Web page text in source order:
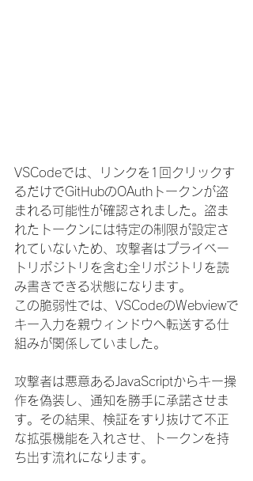
VSCodeでは、リンクを1回クリックす
るだけでGitHubのOAuthトークンが盗
まれる可能性が確認されました。盗ま
れたトークンには特定の制限が設定さ
れていないため、攻撃者はプライベー
トリポジトリを含む全リポジトリを読
み書きできる状態になります。
この脆弱性では、VSCodeのWebviewで
キー入力を親ウィンドウへ転送する仕
組みが関係していました。
攻撃者は悪意あるJavaScriptからキー操
作を偽装し、通知を勝手に承諾させま
す。その結果、検証をすり抜けて不正
な拡張機能を入れさせ、トークンを持
ち出す流れになります。